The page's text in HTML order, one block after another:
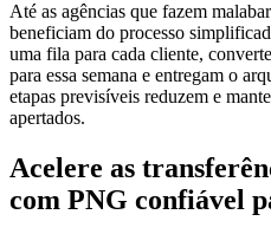
Até as agências que fazem
beneficiam do processo
uma fila para cada cliente,
para essa semana e entregam o
etapas previsíveis reduzem e
apertados.
Acelere as
com PNG confiável